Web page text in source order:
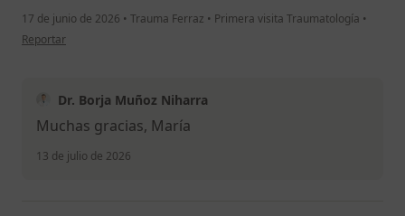
17 de junio de 2026 • Trauma Ferraz • Primera visita Traumatología •
en opinión del usuario María
Reportar
Dr. Borja Muñoz Niharra
Muchas gracias, María
13 de julio de 2026